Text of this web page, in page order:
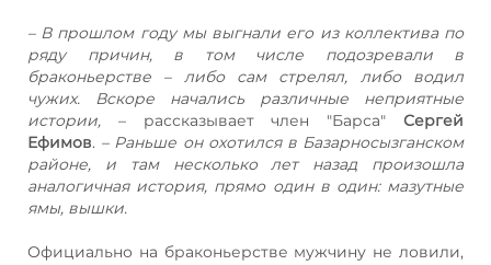
– В прошлом году мы выгнали его из коллектива по
ряду причин, в том числе подозревали в
браконьерстве – либо сам стрелял, либо водил
чужих. Вскоре начались различные неприятные
истории, – рассказывает член "Барса" Сергей
Ефимов. – Раньше он охотился в Базарносызганском
районе, и там несколько лет назад произошла
аналогичная история, прямо один в один: мазутные
ямы, вышки.
Официально на браконьерстве мужчину не ловили,